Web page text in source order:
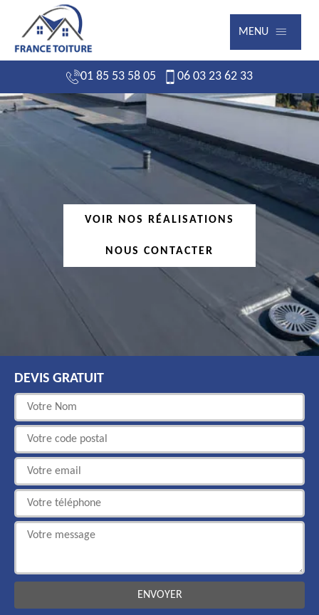
MENU
01 85 53 58 05 06 03 23 62 33
VOIR NOS RÉALISATIONS
NOUS CONTACTER
DEVIS GRATUIT